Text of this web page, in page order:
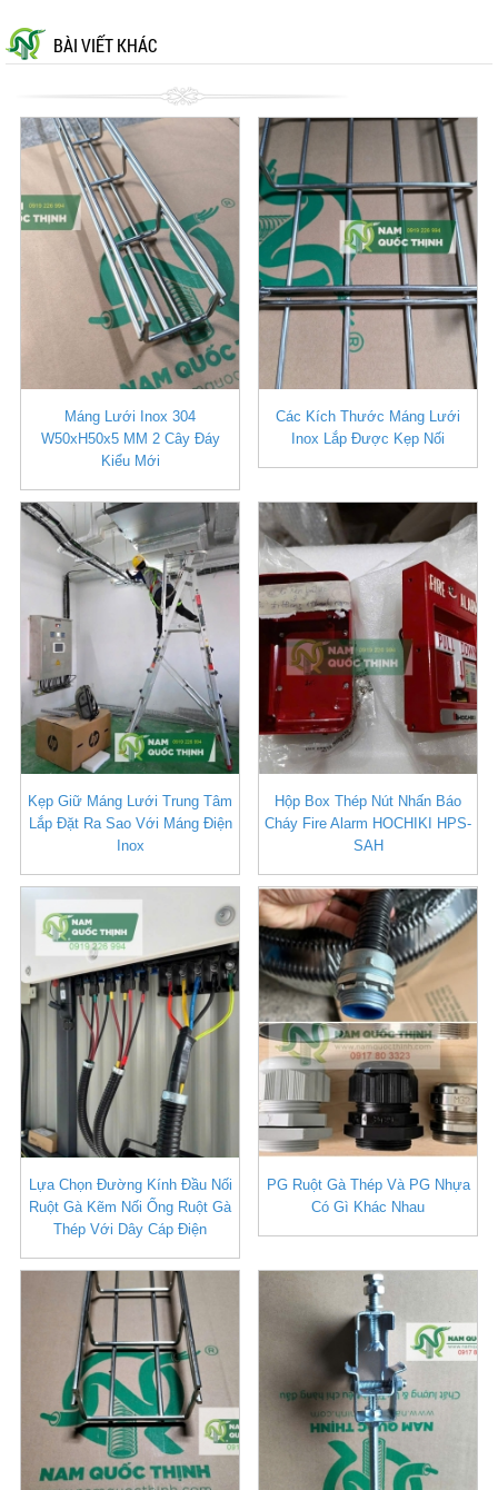
BÀI VIẾT KHÁC
Máng Lưới Inox 304
W50xH50x5 MM 2 Cây Đáy
Kiểu Mới
Các Kích Thước Máng Lưới
Inox Lắp Được Kẹp Nối
Kẹp Giữ Máng Lưới Trung Tâm
Lắp Đặt Ra Sao Với Máng Điện
Inox
Hộp Box Thép Nút Nhấn Báo
Cháy Fire Alarm HOCHIKI HPS-
SAH
Lựa Chọn Đường Kính Đầu Nối
Ruột Gà Kẽm Nối Ống Ruột Gà
Thép Với Dây Cáp Điện
PG Ruột Gà Thép Và PG Nhựa
Có Gì Khác Nhau